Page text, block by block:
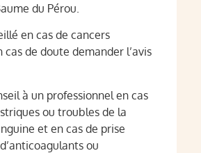
du Pérou.
en cas de cancers
cas de doute demander l’avis
à un professionnel en cas
ou troubles de la
et en cas de prise
ou